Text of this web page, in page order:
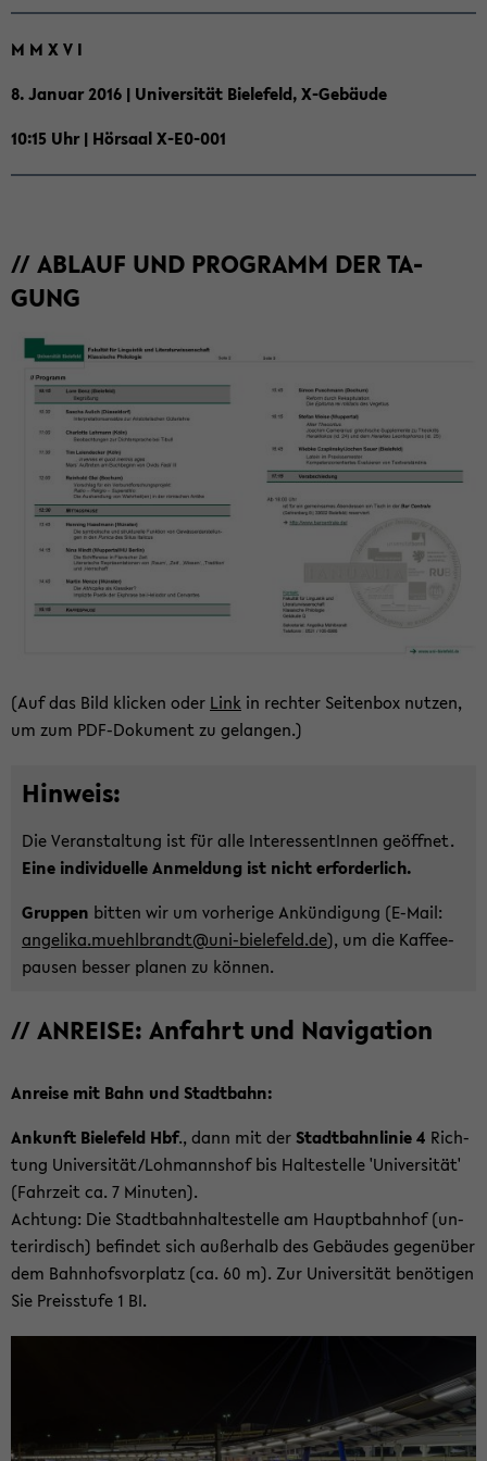
M M X V I
8. Ja­nu­ar 2016 | Uni­ver­si­tät Bie­le­feld, X-​Gebäude
10:15 Uhr | Hör­saal X-​E0-001
// AB­LAUF UND PRO­GRAMM DER TA­
GUNG
(Auf das Bild kli­cken oder Link in rech­ter Sei­ten­box nut­zen,
um zum PDF-​Dokument zu ge­lan­gen.)
Hin­weis:
Die Ver­an­stal­tung ist für alle In­ter­es­sen­tIn­nen ge­öff­net.
Eine in­di­vi­du­el­le An­mel­dung ist nicht er­for­der­lich.
Grup­pen bit­ten wir um vor­he­ri­ge An­kün­di­gung (E-​Mail:
an­ge­li­ka.muehl­brandt@uni-​bielefeld.de), um die Kaf­fee­
pau­sen bes­ser pla­nen zu kön­nen.
// AN­REI­SE: An­fahrt und Na­vi­ga­ti­on
An­rei­se mit Bahn und Stadt­bahn:
An­kunft Bie­le­feld Hbf., dann mit derStadt­bahn­li­nie 4 Rich­
tung Uni­ver­si­tät/Loh­manns­hof bis Hal­te­stel­le 'Uni­ver­si­tät'
(Fahr­zeit ca. 7 Mi­nu­ten).
Ach­tung: Die Stadt­bahn­hal­te­stel­le am Haupt­bahn­hof (un­
ter­ir­disch) be­fin­det sich au­ßer­halb des Ge­bäu­des ge­gen­über
dem Bahn­hofs­vor­platz (ca. 60 m). Zur Uni­ver­si­tät be­nö­ti­gen
Sie Preis­stu­fe 1 BI.